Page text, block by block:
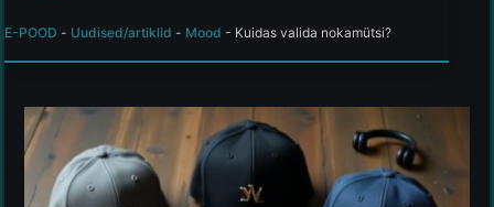
E-POOD - Uudised/artiklid - Mood - Kuidas valida nokamütsi?